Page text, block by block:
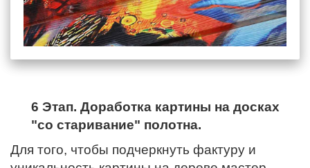
6 Этап. Доработка картины на досках
"со старивание" полотна.
Для того, чтобы подчеркнуть фактуру и